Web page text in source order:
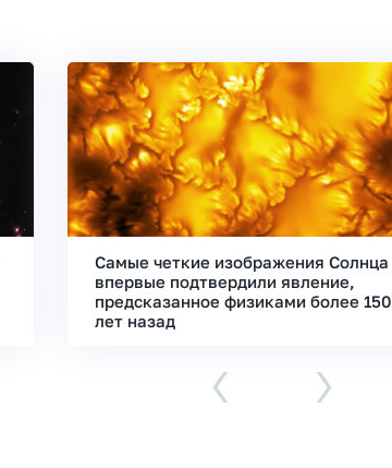
Самые четкие изображения Солнца
впервые подтвердили явление,
предсказанное физиками более 150
лет назад
‹ ›